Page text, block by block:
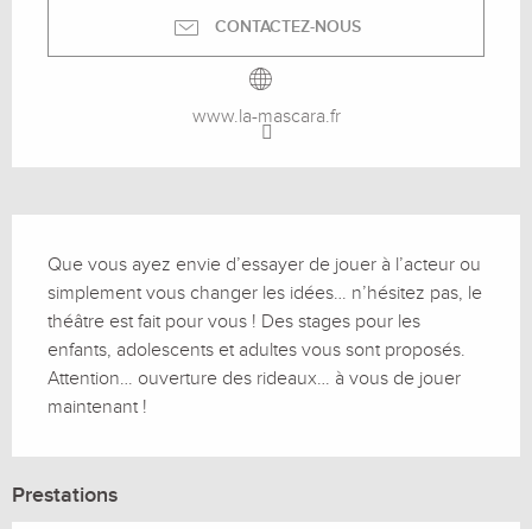
CONTACTEZ-NOUS
www.la-mascara.fr
Que vous ayez envie d’essayer de jouer à l’acteur ou
simplement vous changer les idées… n’hésitez pas, le
théâtre est fait pour vous ! Des stages pour les
enfants, adolescents et adultes vous sont proposés.
Attention… ouverture des rideaux… à vous de jouer
maintenant !
Prestations